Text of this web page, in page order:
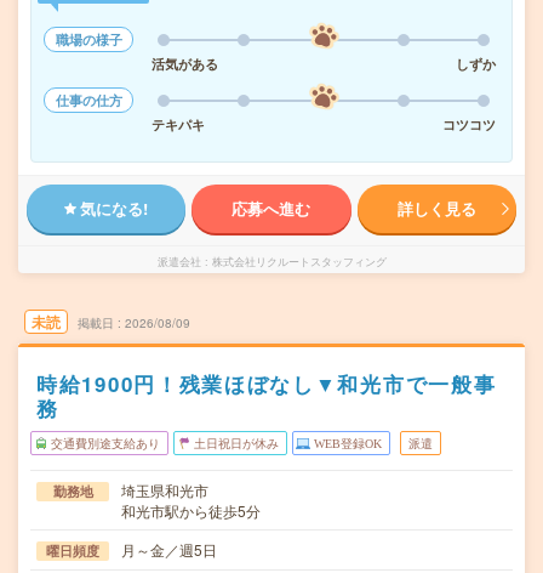
職場の様子
活気がある
しずか
仕事の仕方
テキパキ
コツコツ
気になる! 応募へ進む 詳しく見る
派遣会社 株式会社リクルートスタッフィング
未読 掲載日 2026/08/09
時給1900円！残業ほぼなし▼和光市で一般事
務
交通費別途支給あり 土日祝日が休み WEB登録OK 派遣
勤務地
埼玉県和光市
和光市駅から徒歩5分
曜日頻度 月～金／週5日